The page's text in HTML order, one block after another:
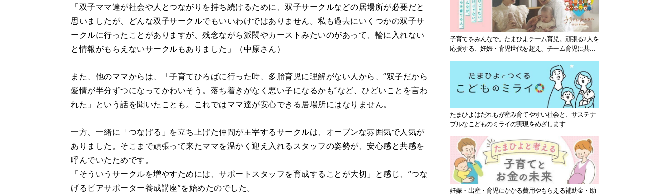
「双子ママ達が社会や人とつながりを持ち続けるために、双子サークルなどの居場所が必要だと
思いましたが、どんな双子サークルでもいいわけではありません。私も過去にいくつかの双子サ
ークルに行ったことがありますが、残念ながら派閥やカーストみたいのがあって、輪に入れない
と情報がもらえないサークルもありました」（中原さん）
また、他のママからは、「子育てひろばに行った時、多胎育児に理解がない人から、“双子だから
愛情が半分ずつになってかわいそう。落ち着きがなく悪い子になるかも”など、ひどいことを言わ
れた」という話を聞いたことも。これではママ達が安心できる居場所にはなりません。
一方、一緒に「つなげる」を立ち上げた仲間が主宰するサークルは、オープンな雰囲気で人気が
ありました。そこまで頑張って来たママを温かく迎え入れるスタッフの姿勢が、安心感と共感を
呼んでいたためです。
「そういうサークルを増やすためには、サポートスタッフを育成することが大切」と感じ、“つな
げるピアサポーター養成講座”を始めたのでした。
子育てをみんなで。たまひよチーム育児。頑張る2人を
応援する、妊娠・育児世代を超え、チーム育児に共感
たまひよはだれもが産み育てやすい社会と、サステナ
ブルなこどものミライの実現をめざします
妊娠・出産・育児にかかる費用やもらえる補助金・助